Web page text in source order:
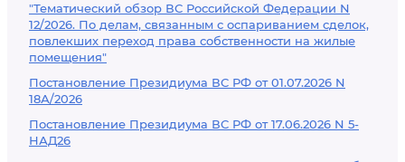
"Тематический обзор ВС Российской Федерации N
12/2026. По делам, связанным с оспариванием сделок,
повлекших переход права собственности на жилые
помещения"
Постановление Президиума ВС РФ от 01.07.2026 N
18А/2026
Постановление Президиума ВС РФ от 17.06.2026 N 5-
НАД26